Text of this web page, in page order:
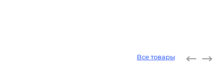
Все товары